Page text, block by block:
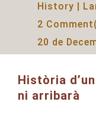
History
2
20 de
Història
ni arribarà